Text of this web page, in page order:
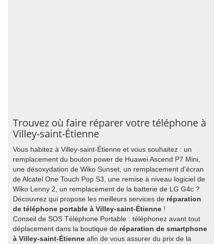
Trouvez où faire réparer votre téléphone à
Villey-saint-Étienne
Vous habitez à Villey-saint-Étienne et vous souhaitez : un
remplacement du bouton power de Huawei Ascend P7 Mini,
une désoxydation de Wiko Sunset, un remplacement d'écran
de Alcatel One Touch Pop S3, une remise à niveau logiciel de
Wiko Lenny 2, un remplacement de la batterie de LG G4c ?
Découvrez qui propose les meilleurs services de réparation
de téléphone portable à Villey-saint-Étienne !
Conseil de SOS Téléphone Portable : téléphonez avant tout
déplacement dans la boutique de réparation de smartphone
à Villey-saint-Étienne afin de vous assurer du prix de la